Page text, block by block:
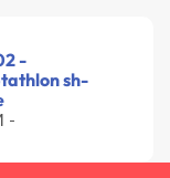
-
sh-
-